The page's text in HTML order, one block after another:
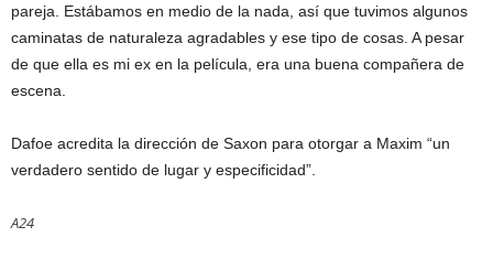
pareja. Estábamos en medio de la nada, así que tuvimos algunos
caminatas de naturaleza agradables y ese tipo de cosas. A pesar
de que ella es mi ex en la película, era una buena compañera de
escena.
Dafoe acredita la dirección de Saxon para otorgar a Maxim “un
verdadero sentido de lugar y especificidad”.
A24